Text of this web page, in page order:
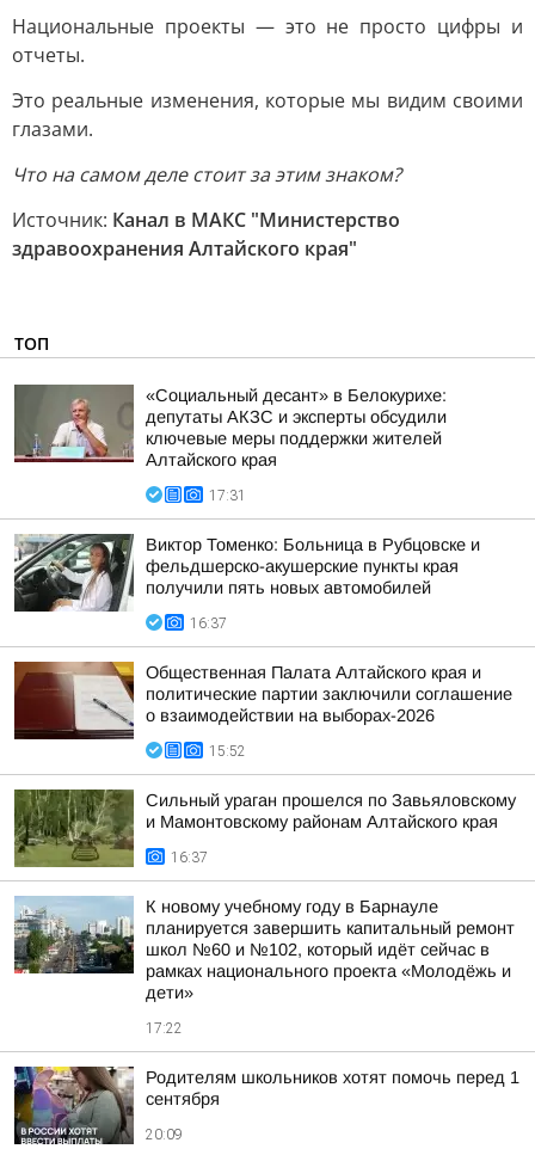
Национальные проекты — это не просто цифры и
отчеты.
Это реальные изменения, которые мы видим своими
глазами.
Что на самом деле стоит за этим знаком?
Источник: Канал в МАКС "Министерство
здравоохранения Алтайского края"
ТОП
«Социальный десант» в Белокурихе:
депутаты АКЗС и эксперты обсудили
ключевые меры поддержки жителей
Алтайского края
17:31
Виктор Томенко: Больница в Рубцовске и
фельдшерско-акушерские пункты края
получили пять новых автомобилей
16:37
Общественная Палата Алтайского края и
политические партии заключили соглашение
о взаимодействии на выборах-2026
15:52
Сильный ураган прошелся по Завьяловскому
и Мамонтовскому районам Алтайского края
16:37
К новому учебному году в Барнауле
планируется завершить капитальный ремонт
школ №60 и №102, который идёт сейчас в
рамках национального проекта «Молодёжь и
дети»
17:22
Родителям школьников хотят помочь перед 1
сентября
20:09